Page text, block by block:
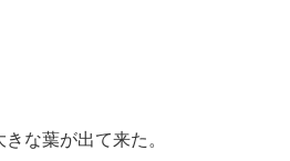
な葉が出て来た。